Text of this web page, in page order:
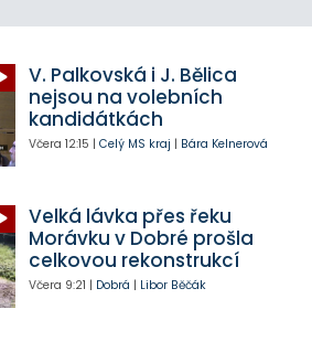
V. Palkovská i J. Bělica
nejsou na volebních
kandidátkách
Včera 12:15 | Celý MS kraj | Bára Kelnerová
Velká lávka přes řeku
Morávku v Dobré prošla
celkovou rekonstrukcí
Včera 9:21 | Dobrá | Libor Běčák